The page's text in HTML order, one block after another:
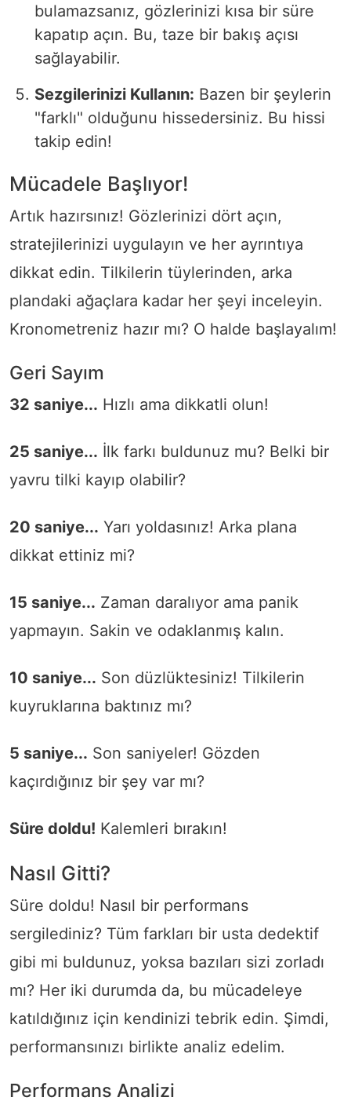
bulamazsanız, gözlerinizi kısa bir süre
kapatıp açın. Bu, taze bir bakış açısı
sağlayabilir.
Sezgilerinizi Kullanın: Bazen bir şeylerin
"farklı" olduğunu hissedersiniz. Bu hissi
takip edin!
Mücadele Başlıyor!
Artık hazırsınız! Gözlerinizi dört açın,
stratejilerinizi uygulayın ve her ayrıntıya
dikkat edin. Tilkilerin tüylerinden, arka
plandaki ağaçlara kadar her şeyi inceleyin.
Kronometreniz hazır mı? O halde başlayalım!
Geri Sayım
32 saniye... Hızlı ama dikkatli olun!
25 saniye... İlk farkı buldunuz mu? Belki bir
yavru tilki kayıp olabilir?
20 saniye... Yarı yoldasınız! Arka plana
dikkat ettiniz mi?
15 saniye... Zaman daralıyor ama panik
yapmayın. Sakin ve odaklanmış kalın.
10 saniye... Son düzlüktesiniz! Tilkilerin
kuyruklarına baktınız mı?
5 saniye... Son saniyeler! Gözden
kaçırdığınız bir şey var mı?
Süre doldu! Kalemleri bırakın!
Nasıl Gitti?
Süre doldu! Nasıl bir performans
sergilediniz? Tüm farkları bir usta dedektif
gibi mi buldunuz, yoksa bazıları sizi zorladı
mı? Her iki durumda da, bu mücadeleye
katıldığınız için kendinizi tebrik edin. Şimdi,
performansınızı birlikte analiz edelim.
Performans Analizi